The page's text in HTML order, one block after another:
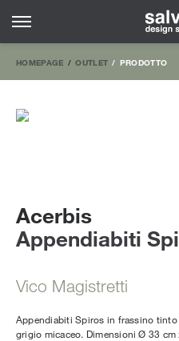
HOMEPAGE OUTLET PRODOTTO
Appendiabiti
Acerbis
Vico Magistretti
Appendiabiti Spiros in frassino
grigio micaceo. Dimensioni Ø 33